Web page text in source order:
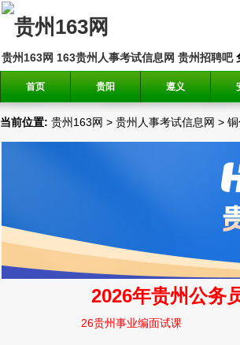
贵州163网 163贵州人事考试信息网 贵州招聘吧
首页 贵阳 遵义
当前位置: 贵州163网 > 贵州人事考试信息网 >